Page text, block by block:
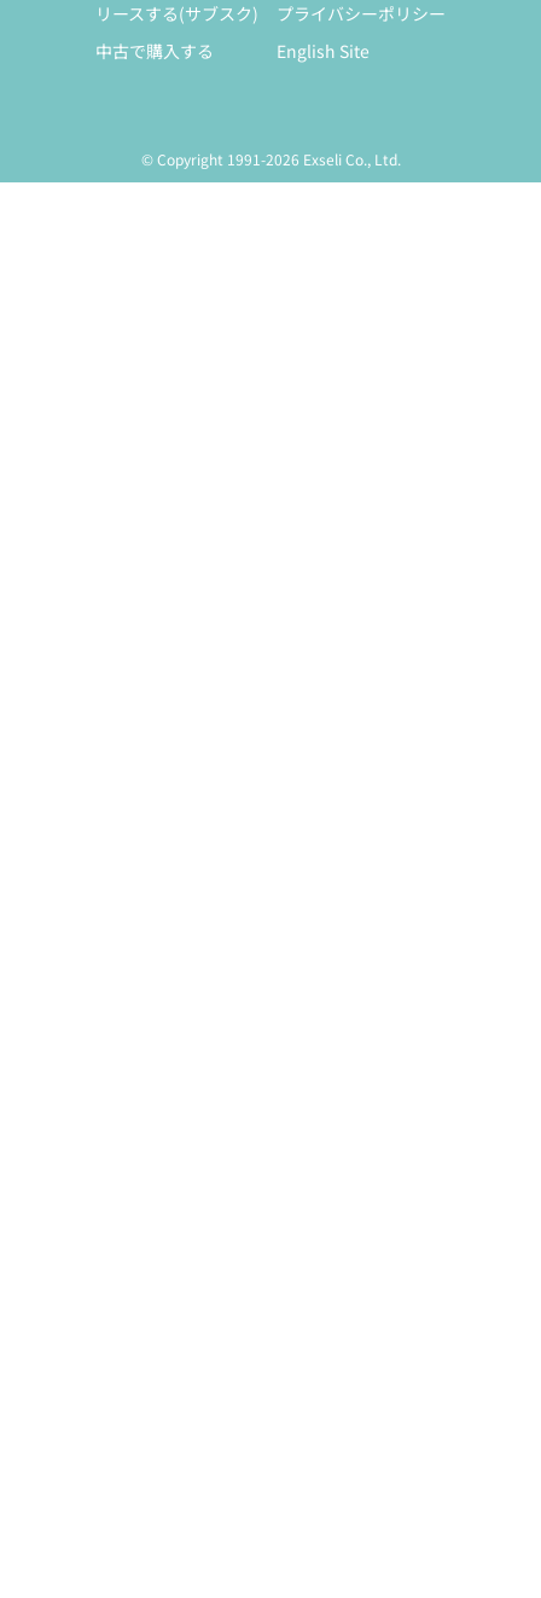
リースする(サブスク)
中古で購入する
プライバシーポリシー
English Site
© Copyright 1991-2026 Exseli Co., Ltd.